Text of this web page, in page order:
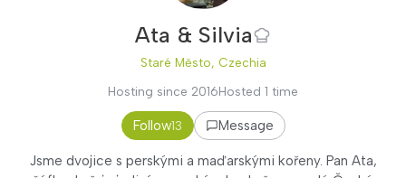
Ata & Silvia
Staré Město, Czechia
Hosting since 2016Hosted 1 time
Follow13 Message
Jsme dvojice s perskými a maďarskými kořeny. Pan Ata,